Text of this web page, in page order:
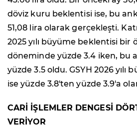
döviz kuru beklentisi ise, bu
51,08 lira olarak gerçekleşti.
2025 yılı büyüme beklentisi bir
döneminde yüzde 3.4 iken, bu
yüzde 3.5 oldu. GSYH 2026 yılı
ise yüzde 3.8'ten yüzde 3.9'a
CARİ İŞLEMLER DENGESİ
VERİYOR